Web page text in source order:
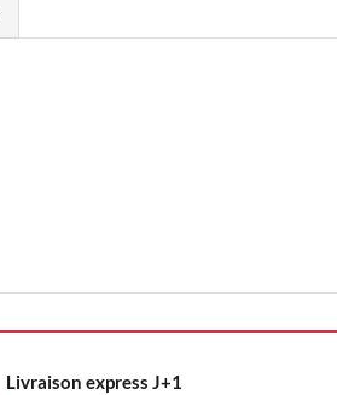
Livraison express J+1